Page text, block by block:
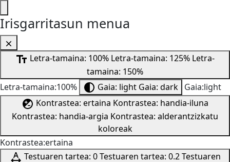
Irisgarritasun menua
Letra-tamaina: 100% Letra-tamaina: 125% Letra-
tamaina: 150%
Letra-tamaina:100%
Gaia: light Gaia: dark Gaia:light
Kontrastea: ertaina Kontrastea: handia-iluna
Kontrastea: handia-argia Kontrastea: alderantzizkatu
koloreak
Kontrastea:ertaina
Testuaren tartea: 0 Testuaren tartea: 0.2 Testuaren